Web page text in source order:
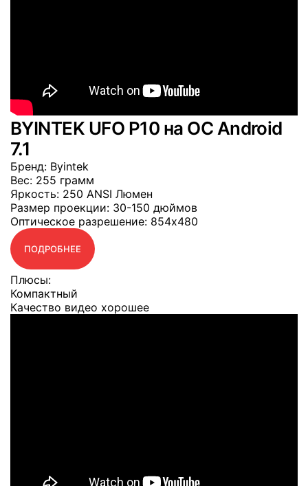
BYINTEK UFO P10 на OC Android
7.1
Бренд: Byintek
Вес: 255 грамм
Яркость: 250 ANSI Люмен
Размер проекции: 30-150 дюймов
Оптическое разрешение: 854x480
ПОДРОБНЕЕ
Плюсы:
Компактный
Качество видео хорошее